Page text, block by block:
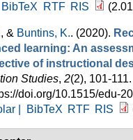
BibTeX RTF RIS
, & Buntins, K.. (2020).
learning: An
of instructional
Studies, 2(2), 101-111.
doi.org/10.1515/edu-
| BibTeX RTF RIS